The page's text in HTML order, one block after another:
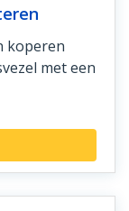
koperen
met een